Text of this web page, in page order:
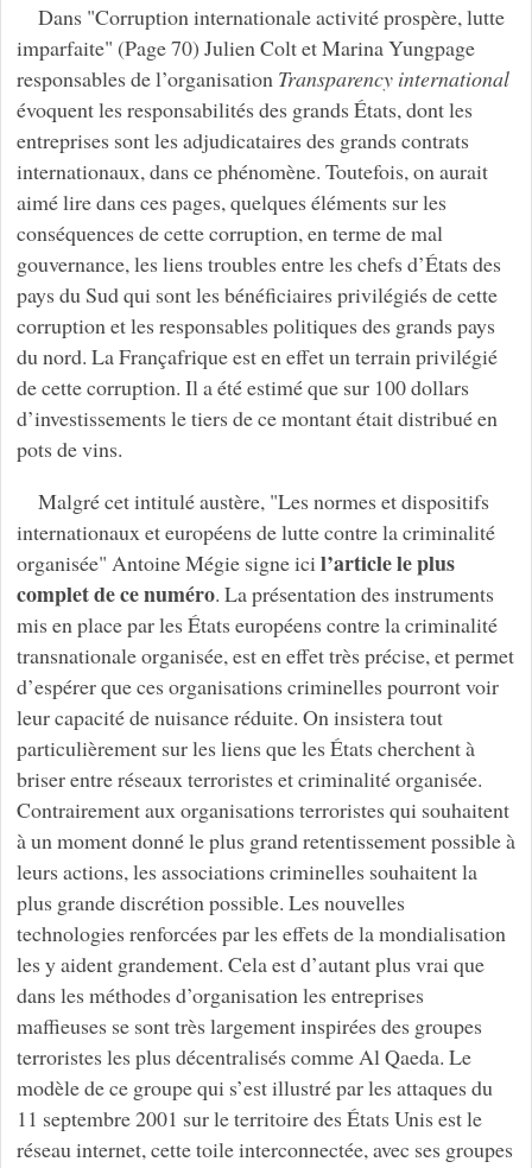
Dans "Corruption internationale activité prospère, lutte
imparfaite" (Page 70) Julien Colt et Marina Yungpage
responsables de l’organisation Transparency international
évoquent les responsabilités des grands États, dont les
entreprises sont les adjudicataires des grands contrats
internationaux, dans ce phénomène. Toutefois, on aurait
aimé lire dans ces pages, quelques éléments sur les
conséquences de cette corruption, en terme de mal
gouvernance, les liens troubles entre les chefs d’États des
pays du Sud qui sont les bénéficiaires privilégiés de cette
corruption et les responsables politiques des grands pays
du nord. La Françafrique est en effet un terrain privilégié
de cette corruption. Il a été estimé que sur 100 dollars
d’investissements le tiers de ce montant était distribué en
pots de vins.
Malgré cet intitulé austère, "Les normes et dispositifs
internationaux et européens de lutte contre la criminalité
organisée" Antoine Mégie signe ici l’article le plus
complet de ce numéro. La présentation des instruments
mis en place par les États européens contre la criminalité
transnationale organisée, est en effet très précise, et permet
d’espérer que ces organisations criminelles pourront voir
leur capacité de nuisance réduite. On insistera tout
particulièrement sur les liens que les États cherchent à
briser entre réseaux terroristes et criminalité organisée.
Contrairement aux organisations terroristes qui souhaitent
à un moment donné le plus grand retentissement possible à
leurs actions, les associations criminelles souhaitent la
plus grande discrétion possible. Les nouvelles
technologies renforcées par les effets de la mondialisation
les y aident grandement. Cela est d’autant plus vrai que
dans les méthodes d’organisation les entreprises
maffieuses se sont très largement inspirées des groupes
terroristes les plus décentralisés comme Al Qaeda. Le
modèle de ce groupe qui s’est illustré par les attaques du
11 septembre 2001 sur le territoire des États Unis est le
réseau internet, cette toile interconnectée, avec ses groupes